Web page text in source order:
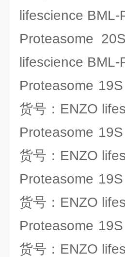
lifescience BML-
Proteasome
lifescience BML-
Proteasome
货号：ENZO
Proteasome
货号：ENZO
Proteasome
货号：ENZO
Proteasome
货号：ENZO